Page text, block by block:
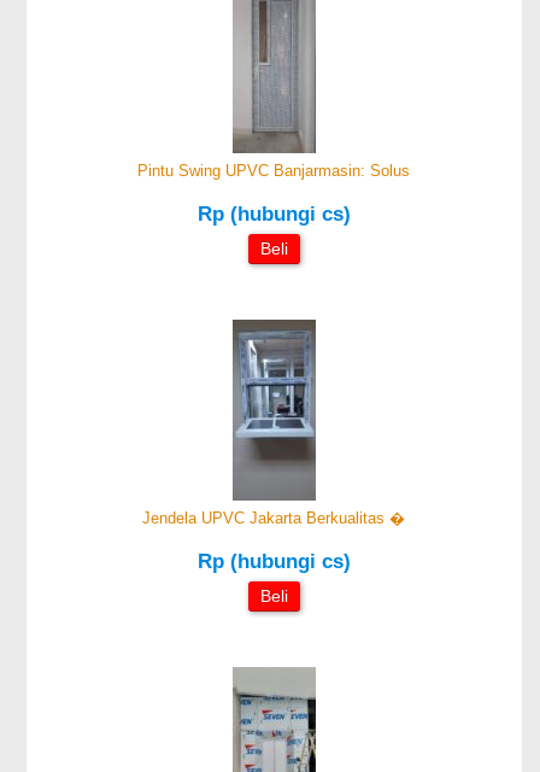
Pintu Swing UPVC Banjarmasin: Solus
Rp (hubungi cs)
Beli
Jendela UPVC Jakarta Berkualitas �
Rp (hubungi cs)
Beli